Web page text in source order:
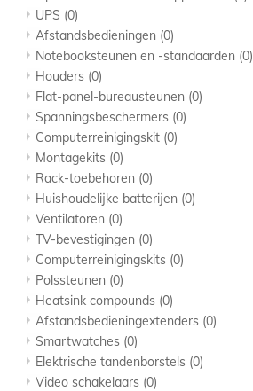
UPS (0)
Afstandsbedieningen (0)
Notebooksteunen en -standaarden (0)
Houders (0)
Flat-panel-bureausteunen (0)
Spanningsbeschermers (0)
Computerreinigingskit (0)
Montagekits (0)
Rack-toebehoren (0)
Huishoudelijke batterijen (0)
Ventilatoren (0)
TV-bevestigingen (0)
Computerreinigingskits (0)
Polssteunen (0)
Heatsink compounds (0)
Afstandsbedieningextenders (0)
Smartwatches (0)
Elektrische tandenborstels (0)
Video schakelaars (0)